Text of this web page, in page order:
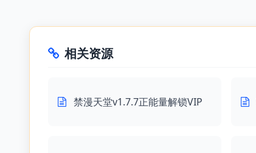
相关资源
禁漫天堂v1.7.7正能量解锁VIP